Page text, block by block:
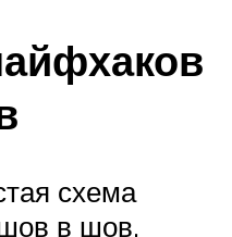
схема
в шов,